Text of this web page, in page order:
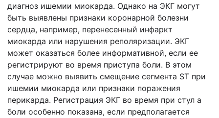
диагноз ишемии миокарда. Однако на ЭКГ могут
быть выявлены признаки коронарной болезни
сердца, например, перенесенный инфаркт
миокарда или нарушения реполяризации. ЭКГ
может оказаться более информативной, если ее
регистрируют во время приступа боли. В этом
случае можно выявить смещение сегмента ST при
ишемии миокарда или признаки поражения
перикарда. Регистрация ЭКГ во время при стул а
боли особенно показана, если предполагается